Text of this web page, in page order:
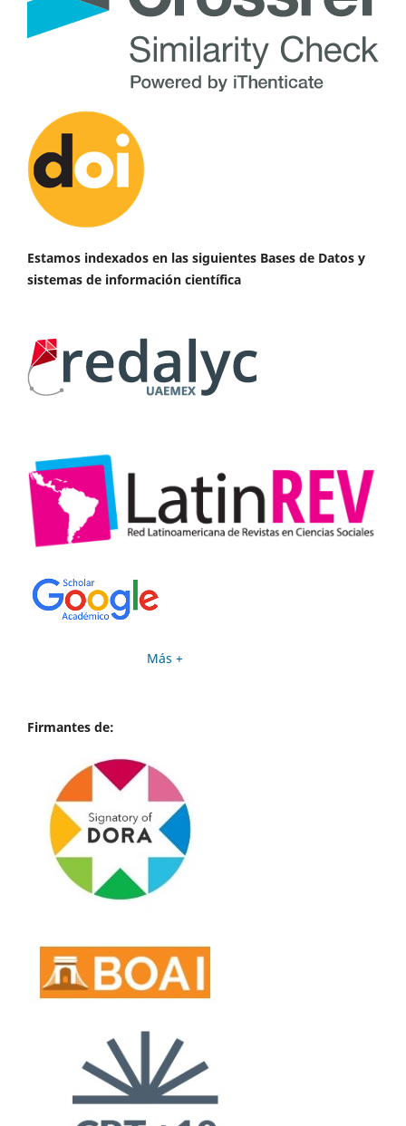
Estamos indexados en las siguientes Bases de Datos y
sistemas de información científica
Más +
Firmantes de: